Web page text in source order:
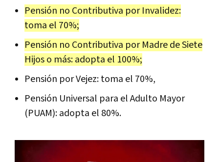
Pensión no Contributiva por Invalidez:
toma el 70%;
Pensión no Contributiva por Madre de Siete
Hijos o más: adopta el 100%;
Pensión por Vejez: toma el 70%,
Pensión Universal para el Adulto Mayor
(PUAM): adopta el 80%.